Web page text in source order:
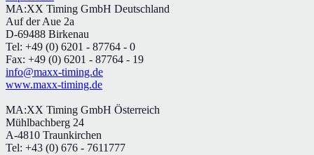
MA:XX Timing GmbH Deutschland
Auf der Aue 2a
D-69488 Birkenau
Tel: +49 (0) 6201 - 87764 - 0
Fax: +49 (0) 6201 - 87764 - 19
info@maxx-timing.de
www.maxx-timing.de
MA:XX Timing GmbH Österreich
Mühlbachberg 24
A-4810 Traunkirchen
Tel: +43 (0) 676 - 7611777